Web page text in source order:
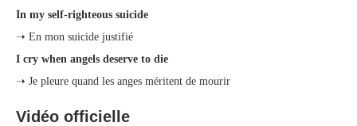
In my self-righteous suicide
➝ En mon suicide justifié
I cry when angels deserve to die
➝ Je pleure quand les anges méritent de mourir
Vidéo officielle